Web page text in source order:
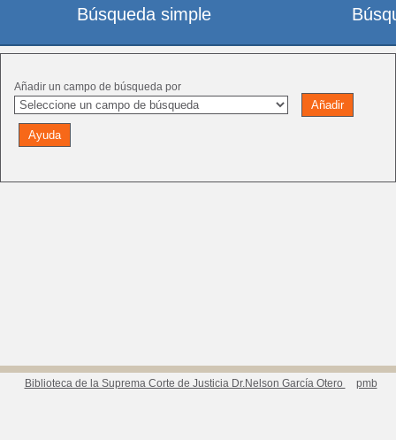
Añadir un campo de búsqueda por
Biblioteca de la Suprema Corte de Justicia Dr.Nelson García Otero pmb
Búsqueda simple